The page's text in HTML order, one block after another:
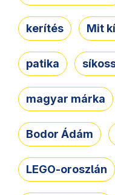
kerítés Mit
patika
magyar márka
Bodor Ádám
LEGO-oroszlán